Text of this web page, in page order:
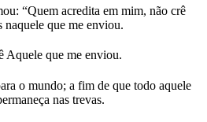
“Quem acredita em mim, não crê
naquele que me enviou.
Aquele que me enviou.
o mundo; a fim de que todo aquele
nas trevas.